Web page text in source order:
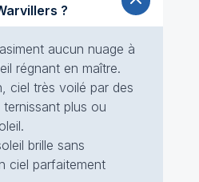
à Warvillers ?
aucun nuage à
régnant en maître.
ciel très voilé par des
plus ou
brille sans
ciel parfaitement